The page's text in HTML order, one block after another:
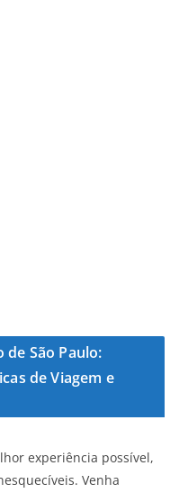
São Paulo:
de Viagem e
experiência possível,
Venha